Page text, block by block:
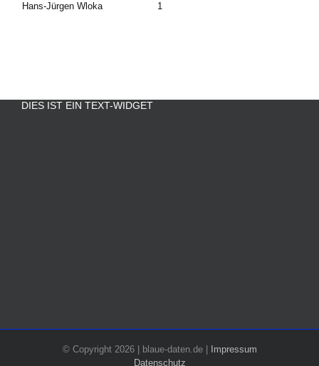
Hans-Jürgen Wloka
1
DIES IST EIN TEXT-WIDGET
© Copyright 2026 | blaue-daten.de |
Impressum
Datenschutz